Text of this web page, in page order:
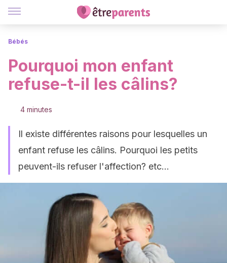
Bébés
Pourquoi mon enfant
refuse-t-il les câlins?
4 minutes
Il existe différentes raisons pour lesquelles un
enfant refuse les câlins. Pourquoi les petits
peuvent-ils refuser l'affection? etc...